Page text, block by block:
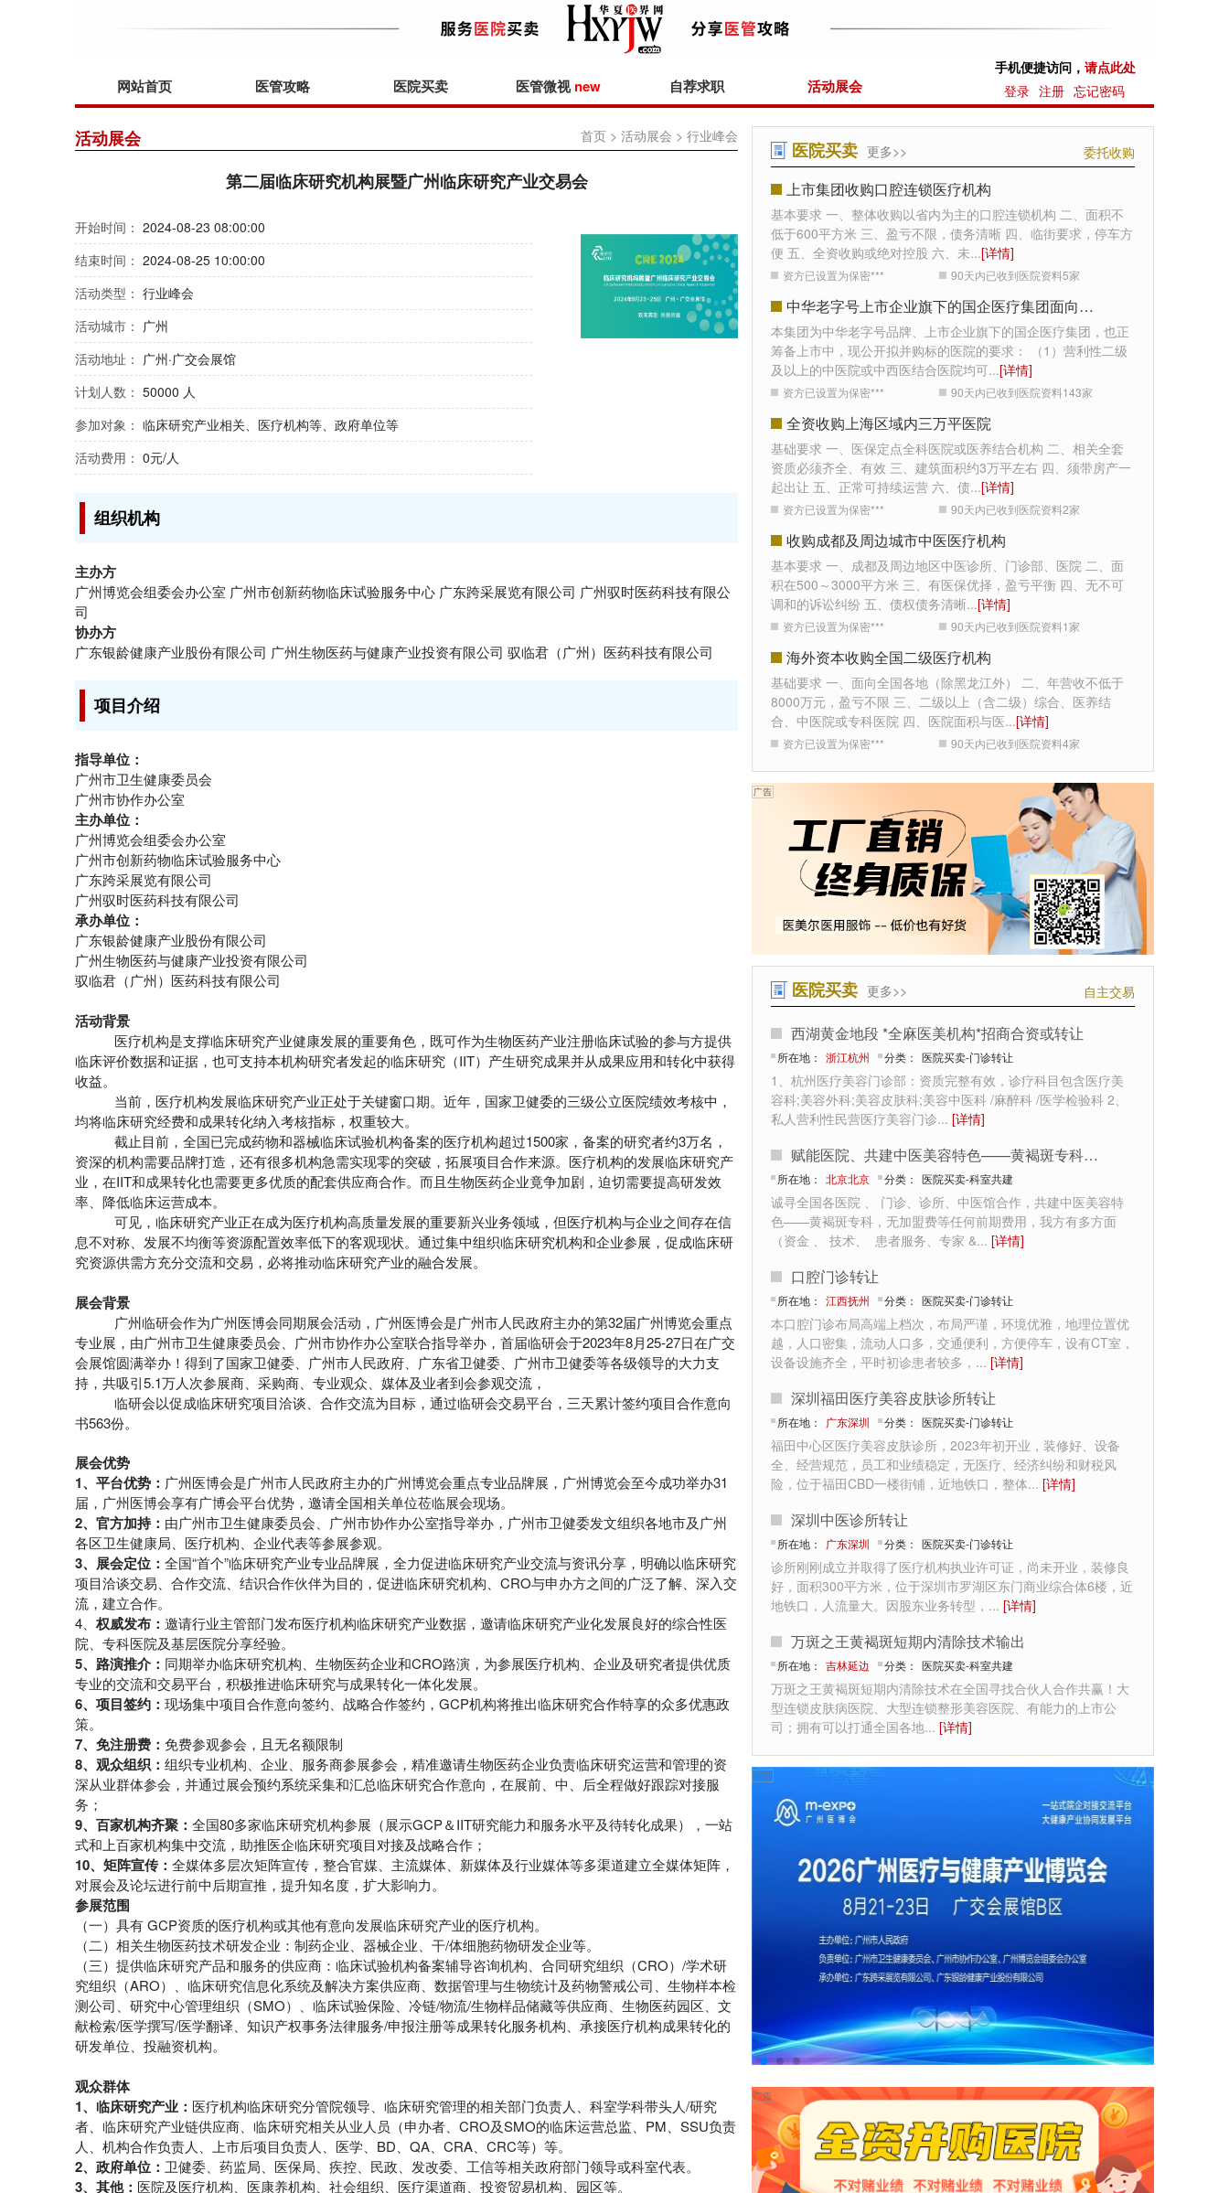
网站首页 医管攻略 医院买卖 医管微视new 自荐求职 活动展会
手机便捷访问， 请点此处
登录 注册 忘记密码
活动展会 首页 > 活动展会 > 行业峰会
第二届临床研究机构展暨广州临床研究产业交易会
开始时间： 2024-08-23 08:00:00
结束时间： 2024-08-25 10:00:00
活动类型： 行业峰会
活动城市： 广州
活动地址： 广州·广交会展馆
计划人数： 50000 人
参加对象： 临床研究产业相关、医疗机构等、政府单位等
活动费用： 0元/人
组织机构
主办方
广州博览会组委会办公室 广州市创新药物临床试验服务中心 广东跨采展览有限公司 广州驭时医药科技有限公
司
协办方
广东银龄健康产业股份有限公司 广州生物医药与健康产业投资有限公司 驭临君（广州）医药科技有限公司
项目介绍
指导单位：
广州市卫生健康委员会
广州市协作办公室
主办单位：
广州博览会组委会办公室
广州市创新药物临床试验服务中心
广东跨采展览有限公司
广州驭时医药科技有限公司
承办单位：
广东银龄健康产业股份有限公司
广州生物医药与健康产业投资有限公司
驭临君（广州）医药科技有限公司
活动背景
医疗机构是支撑临床研究产业健康发展的重要角色，既可作为生物医药产业注册临床试验的参与方提供
临床评价数据和证据，也可支持本机构研究者发起的临床研究（IIT）产生研究成果并从成果应用和转化中获得
收益。
当前，医疗机构发展临床研究产业正处于关键窗口期。近年，国家卫健委的三级公立医院绩效考核中，
均将临床研究经费和成果转化纳入考核指标，权重较大。
截止目前，全国已完成药物和器械临床试验机构备案的医疗机构超过1500家，备案的研究者约3万名，
资深的机构需要品牌打造，还有很多机构急需实现零的突破，拓展项目合作来源。医疗机构的发展临床研究产
业，在IIT和成果转化也需要更多优质的配套供应商合作。而且生物医药企业竟争加剧，迫切需要提高研发效
率、降低临床运营成本。
可见，临床研究产业正在成为医疗机构高质量发展的重要新兴业务领域，但医疗机构与企业之间存在信
息不对称、发展不均衡等资源配置效率低下的客观现状。通过集中组织临床研究机构和企业参展，促成临床研
究资源供需方充分交流和交易，必将推动临床研究产业的融合发展。
展会背景
广州临研会作为广州医博会同期展会活动，广州医博会是广州市人民政府主办的第32届广州博览会重点
专业展，由广州市卫生健康委员会、广州市协作办公室联合指导举办，首届临研会于2023年8月25-27日在广交
会展馆圆满举办！得到了国家卫健委、广州市人民政府、广东省卫健委、广州市卫健委等各级领导的大力支
持，共吸引5.1万人次参展商、采购商、专业观众、媒体及业者到会参观交流，
临研会以促成临床研究项目洽谈、合作交流为目标，通过临研会交易平台，三天累计签约项目合作意向
书563份。
展会优势
1、平台优势： 广州医博会是广州市人民政府主办的广州博览会重点专业品牌展，广州博览会至今成功举办31
届，广州医博会享有广博会平台优势，邀请全国相关单位莅临展会现场。
2、官方加持： 由广州市卫生健康委员会、广州市协作办公室指导举办，广州市卫健委发文组织各地市及广州
各区卫生健康局、医疗机构、企业代表等参展参观。
3、展会定位： 全国“首个”临床研究产业专业品牌展，全力促进临床研究产业交流与资讯分享，明确以临床研究
项目洽谈交易、合作交流、结识合作伙伴为目的，促进临床研究机构、CRO与申办方之间的广泛了解、深入交
流，建立合作。
4、 权威发布： 邀请行业主管部门发布医疗机构临床研究产业数据，邀请临床研究产业化发展良好的综合性医
院、专科医院及基层医院分享经验。
5、 路演推介： 同期举办临床研究机构、生物医药企业和CRO路演，为参展医疗机构、企业及研究者提供优质
专业的交流和交易平台，积极推进临床研究与成果转化一体化发展。
6、 项目签约： 现场集中项目合作意向签约、战略合作签约，GCP机构将推出临床研究合作特享的众多优惠政
策。
7、 免注册费： 免费参观参会，且无名额限制
8、观众组织： 组织专业机构、企业、服务商参展参会，精准邀请生物医药企业负责临床研究运营和管理的资
深从业群体参会，并通过展会预约系统采集和汇总临床研究合作意向，在展前、中、后全程做好跟踪对接服
务；
9、 百家机构齐聚： 全国80多家临床研究机构参展（展示GCP＆IIT研究能力和服务水平及待转化成果），一站
式和上百家机构集中交流，助推医企临床研究项目对接及战略合作；
10、矩阵宣传： 全媒体多层次矩阵宣传，整合官媒、主流媒体、新媒体及行业媒体等多渠道建立全媒体矩阵，
对展会及论坛进行前中后期宣推，提升知名度，扩大影响力。
参展范围
（一）具有 GCP资质的医疗机构或其他有意向发展临床研究产业的医疗机构。
（二）相关生物医药技术研发企业：制药企业、器械企业、干/体细胞药物研发企业等。
（三）提供临床研究产品和服务的供应商：临床试验机构备案辅导咨询机构、合同研究组织（CRO）/学术研
究组织（ARO）、临床研究信息化系统及解决方案供应商、数据管理与生物统计及药物警戒公司、生物样本检
测公司、研究中心管理组织（SMO）、临床试验保险、冷链/物流/生物样品储藏等供应商、生物医药园区、文
献检索/医学撰写/医学翻译、知识产权事务法律服务/申报注册等成果转化服务机构、承接医疗机构成果转化的
研发单位、投融资机构。
观众群体
1、临床研究产业： 医疗机构临床研究分管院领导、临床研究管理的相关部门负责人、科室学科带头人/研究
者、临床研究产业链供应商、临床研究相关从业人员（申办者、CRO及SMO的临床运营总监、PM、SSU负责
人、机构合作负责人、上市后项目负责人、医学、BD、QA、CRA、CRC等）等。
2、政府单位： 卫健委、药监局、医保局、疾控、民政、发改委、工信等相关政府部门领导或科室代表。
3、其他： 医院及医疗机构、医康养机构、社会组织、医疗渠道商、投资贸易机构、园区等。
医院买卖 更多>> 委托收购
上市集团收购口腔连锁医疗机构
基本要求 一、整体收购以省内为主的口腔连锁机构 二、面积不
低于600平方米 三、盈亏不限，债务清晰 四、临街要求，停车方
便 五、全资收购或绝对控股 六、未...[详情]
资方已设置为保密*** 90天内已收到医院资料5家
中华老字号上市企业旗下的国企医疗集团面向全国收购医院
本集团为中华老字号品牌、上市企业旗下的国企医疗集团，也正
筹备上市中，现公开拟并购标的医院的要求： （1）营利性二级
及以上的中医院或中西医结合医院均可...[详情]
资方已设置为保密*** 90天内已收到医院资料143家
全资收购上海区域内三万平医院
基础要求 一、医保定点全科医院或医养结合机构 二、相关全套
资质必须齐全、有效 三、建筑面积约3万平左右 四、须带房产一
起出让 五、正常可持续运营 六、债...[详情]
资方已设置为保密*** 90天内已收到医院资料2家
收购成都及周边城市中医医疗机构
基本要求 一、成都及周边地区中医诊所、门诊部、医院 二、面
积在500～3000平方米 三、有医保优择，盈亏平衡 四、无不可
调和的诉讼纠纷 五、债权债务清晰...[详情]
资方已设置为保密*** 90天内已收到医院资料1家
海外资本收购全国二级医疗机构
基础要求 一、面向全国各地（除黑龙江外） 二、年营收不低于
8000万元，盈亏不限 三、二级以上（含二级）综合、医养结
合、中医院或专科医院 四、医院面积与医...[详情]
资方已设置为保密*** 90天内已收到医院资料4家
医院买卖 更多>> 自主交易
西湖黄金地段 *全麻医美机构*招商合资或转让
所在地： 浙江杭州 分类： 医院买卖-门诊转让
1、杭州医疗美容门诊部：资质完整有效，诊疗科目包含医疗美
容科;美容外科;美容皮肤科;美容中医科 /麻醉科 /医学检验科 2、
私人营利性民营医疗美容门诊... [详情]
赋能医院、共建中医美容特色——黄褐斑专科合作
所在地： 北京北京 分类： 医院买卖-科室共建
诚寻全国各医院 、 门诊、诊所、中医馆合作，共建中医美容特
色——黄褐斑专科，无加盟费等任何前期费用，我方有多方面
（资金 、 技术、 患者服务、专家 &... [详情]
口腔门诊转让
所在地： 江西抚州 分类： 医院买卖-门诊转让
本口腔门诊布局高端上档次，布局严谨，环境优雅，地理位置优
越，人口密集，流动人口多，交通便利，方便停车，设有CT室，
设备设施齐全，平时初诊患者较多， ... [详情]
深圳福田医疗美容皮肤诊所转让
所在地： 广东深圳 分类： 医院买卖-门诊转让
福田中心区医疗美容皮肤诊所，2023年初开业，装修好、设备
全、经营规范，员工和业绩稳定，无医疗、经济纠纷和财税风
险，位于福田CBD一楼街铺，近地铁口，整体... [详情]
深圳中医诊所转让
所在地： 广东深圳 分类： 医院买卖-门诊转让
诊所刚刚成立并取得了医疗机构执业许可证，尚未开业，装修良
好，面积300平方米，位于深圳市罗湖区东门商业综合体6楼，近
地铁口，人流量大。因股东业务转型， ... [详情]
万斑之王黄褐斑短期内清除技术输出
所在地： 吉林延边 分类： 医院买卖-科室共建
万斑之王黄褐斑短期内清除技术在全国寻找合伙人合作共赢！大
型连锁皮肤病医院、大型连锁整形美容医院、有能力的上市公
司；拥有可以打通全国各地... [详情]